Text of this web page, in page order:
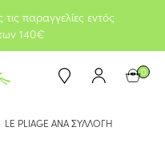
παραγγελίες εντός
140€
0
LE PLIAGE ΑΝΑ ΣΥΛΛΟΓΗ